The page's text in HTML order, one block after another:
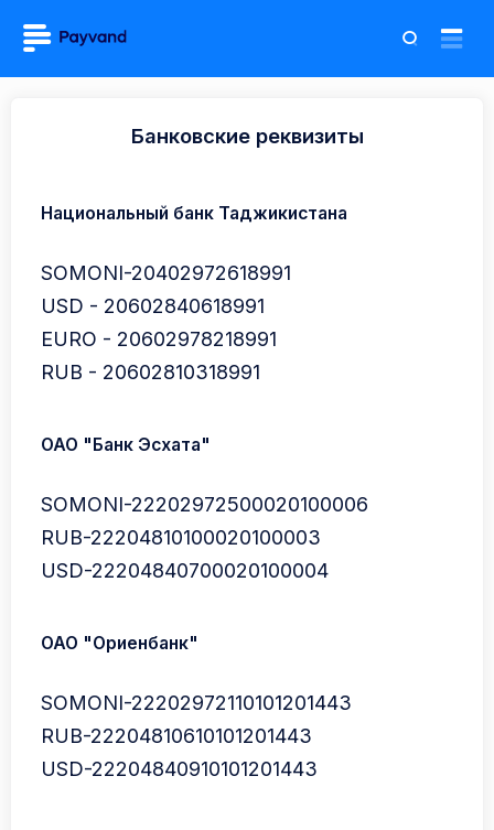
Банковские реквизиты
Национальный банк Таджикистана
SOMONI-20402972618991
USD - 20602840618991
EURO - 20602978218991
RUB - 20602810318991
ОАО "Банк Эсхата"
SOMONI-22202972500020100006
RUB-22204810100020100003
USD-22204840700020100004
ОАО "Ориенбанк"
SOMONI-22202972110101201443
RUB-22204810610101201443
USD-22204840910101201443